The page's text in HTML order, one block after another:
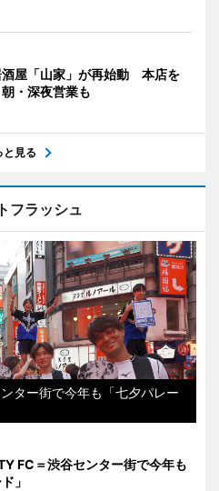
酒屋「山家」が再始動 本店を
・深夜営業も
と見る
フラッシュ
ター街で今年も「七夕パレー
FC＝渋谷センター街で今年も
」